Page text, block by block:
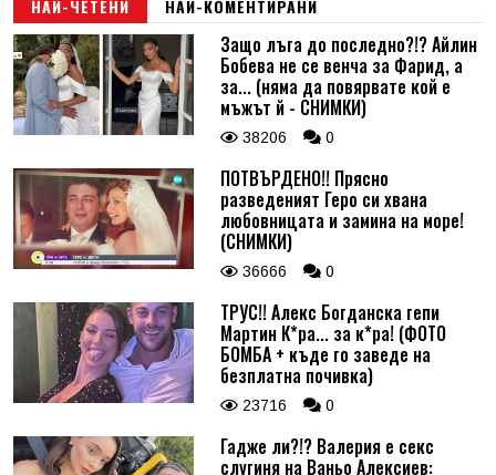
НАЙ-ЧЕТЕНИ НАЙ-КОМЕНТИРАНИ
Защо лъга до последно?!? Айлин
Бобева не се венча за Фарид, а
за... (няма да повярвате кой е
мъжът й - СНИМКИ)
38206 0
ПОТВЪРДЕНО!! Прясно
разведеният Геро си хвана
любовницата и замина на море!
(СНИМКИ)
36666 0
ТРУС!! Алекс Богданска гепи
Мартин К*ра... за к*ра! (ФОТО
БОМБА + къде го заведе на
безплатна почивка)
23716 0
Гадже ли?!? Валерия е секс
слугиня на Ваньо Алексиев: